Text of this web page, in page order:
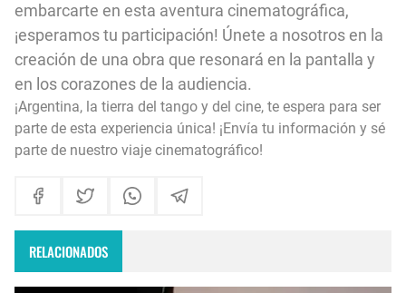
embarcarte en esta aventura cinematográfica,
¡esperamos tu participación! Únete a nosotros en la
creación de una obra que resonará en la pantalla y
en los corazones de la audiencia.
¡Argentina, la tierra del tango y del cine, te espera para ser
parte de esta experiencia única! ¡Envía tu información y sé
parte de nuestro viaje cinematográfico!
RELACIONADOS